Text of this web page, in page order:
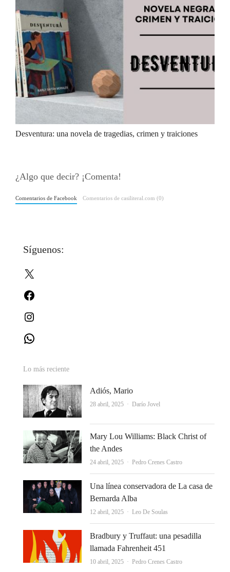
Desventura: una novela de tragedias, crimen y traiciones
¿Algo que decir? ¡Comenta!
Comentarios de Facebook Comentarios de casiliteral.com (0)
Síguenos:
Lo más reciente
Adiós, Mario
28 abril, 2025 Autor
Darío Jovel
Mary Lou Williams: Black Christ of
the Andes
24 abril, 2025 Autor
Pedro Crenes Castro
Una línea conservadora de La casa de
Bernarda Alba
12 abril, 2025 Autor
Leo De Soulas
Bradbury y Truffaut: una pesadilla
llamada Fahrenheit 451
10 abril, 2025 Autor
Pedro Crenes Castro